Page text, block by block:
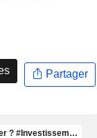
Partager